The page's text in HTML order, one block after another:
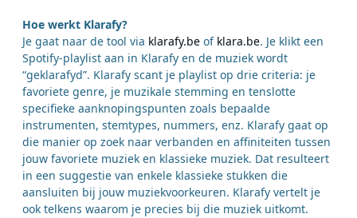
Hoe werkt Klarafy?
Je gaat naar de tool via klarafy.be of klara.be. Je klikt een
Spotify-playlist aan in Klarafy en de muziek wordt
“geklarafyd”. Klarafy scant je playlist op drie criteria: je
favoriete genre, je muzikale stemming en tenslotte
specifieke aanknopingspunten zoals bepaalde
instrumenten, stemtypes, nummers, enz. Klarafy gaat op
die manier op zoek naar verbanden en affiniteiten tussen
jouw favoriete muziek en klassieke muziek. Dat resulteert
in een suggestie van enkele klassieke stukken die
aansluiten bij jouw muziekvoorkeuren. Klarafy vertelt je
ook telkens waarom je precies bij die muziek uitkomt.